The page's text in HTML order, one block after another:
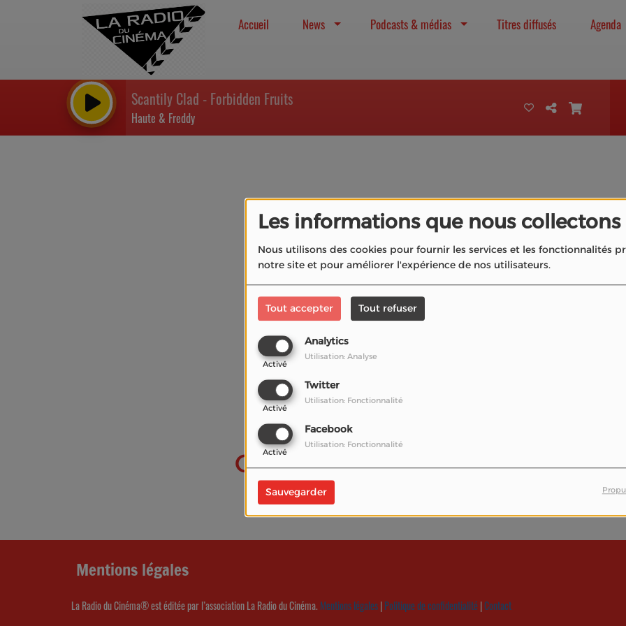
Les informations que nous collectons
Nous utilisons des cookies pour fournir les services et les fonctionnalités
notre site et pour améliorer l'expérience de nos utilisateurs.
Tout accepter Tout refuser
Analytics
Activé
Utilisation: Analyse
Twitter
Activé
Utilisation: Fonctionnalité
Facebook
Activé
Utilisation: Fonctionnalité
Sauvegarder
Accueil News Podcasts & médias Titres diffusés Agenda
Scantily Clad - Forbidden Fruits
Haute & Freddy
Oups, vous avez rencontré une
Il semble que la page que vous recherchez n’existe
Mentions légales
La Radio du Cinéma® est éditée par l’association La Radio du Cinéma. Mentions légales|Politique de confidentialité|Contact